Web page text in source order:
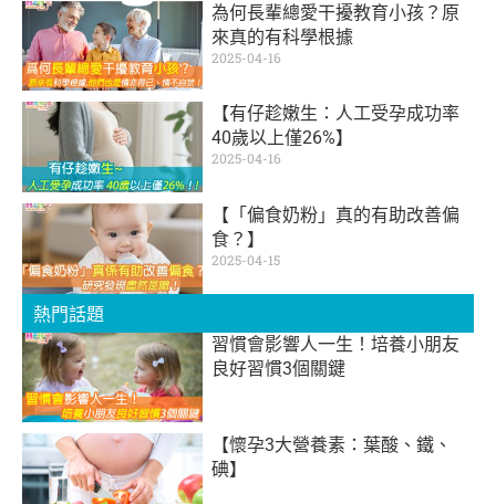
為何長輩總愛干擾教育小孩？原
來真的有科學根據
2025-04-16
【有仔趁嫩生：人工受孕成功率
40歲以上僅26%】
2025-04-16
【「偏食奶粉」真的有助改善偏
食？】
2025-04-15
熱門話題
習慣會影響人一生！培養小朋友
良好習慣3個關鍵
【懷孕3大營養素：葉酸、鐵、
碘】